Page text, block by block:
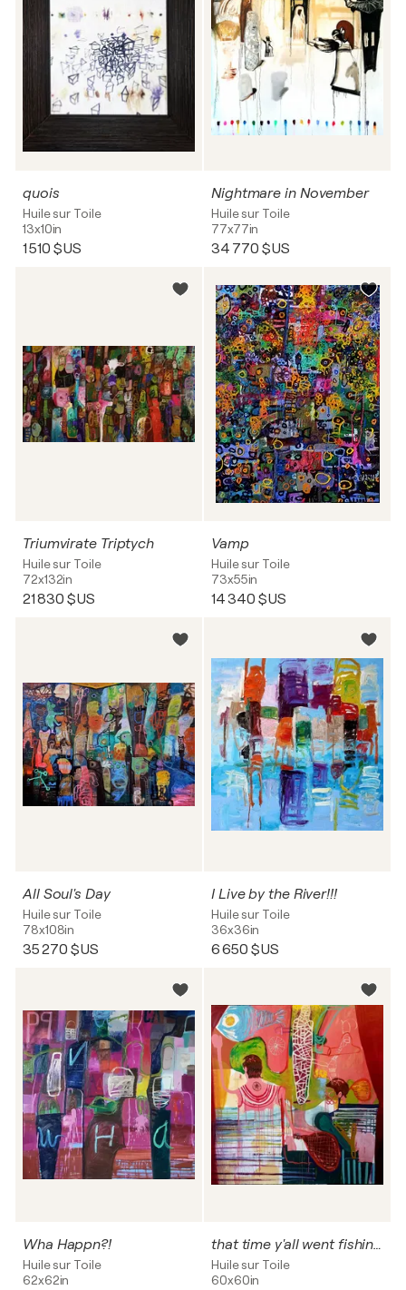
quois
Huile sur Toile
13x10in
1 510 $US
Nightmare in November
Huile sur Toile
77x77in
34 770 $US
Triumvirate Triptych
Huile sur Toile
72x132in
21 830 $US
Vamp
Huile sur Toile
73x55in
14 340 $US
All Soul's Day
Huile sur Toile
78x108in
35 270 $US
I Live by the River!!!
Huile sur Toile
36x36in
6 650 $US
Wha Happn?!
Huile sur Toile
62x62in
that time y'all went fishin with aunty teebs and got a hook in y'alls lip
Huile sur Toile
60x60in